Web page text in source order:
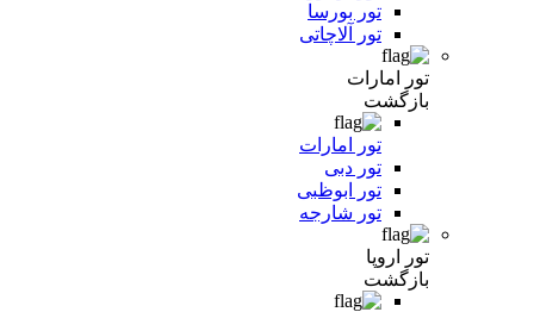
تور بورسا
تور آلاچاتی
تور امارات
بازگشت
تور امارات
تور دبی
تور ابوظبی
تور شارجه
تور اروپا
بازگشت